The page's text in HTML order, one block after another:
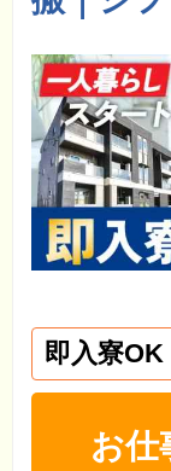
即入寮OK
お仕